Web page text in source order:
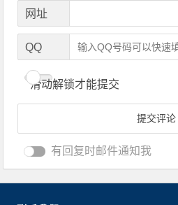
网址
QQ
滑动解锁才能提交
有回复时邮件通知我